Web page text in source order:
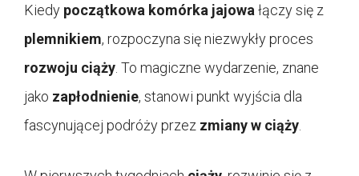
Kiedy początkowa komórka jajowa łączy się z
plemnikiem, rozpoczyna się niezwykły proces
rozwoju ciąży . To magiczne wydarzenie, znane
jako zapłodnienie, stanowi punkt wyjścia dla
fascynującej podróży przez zmiany w ciąży